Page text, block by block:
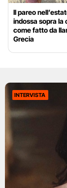
Il pareo
indossa sopra la
come fatto da
Grecia
INTERVISTA